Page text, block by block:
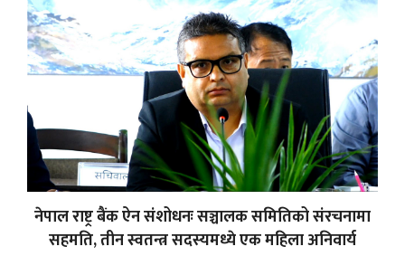
नेपाल राष्ट्र बैंक ऐन संशोधनः सञ्चालक समितिको संरचनामा
सहमति, तीन स्वतन्त्र सदस्यमध्ये एक महिला अनिवार्य